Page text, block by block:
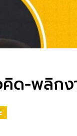
วคิด-พลิก